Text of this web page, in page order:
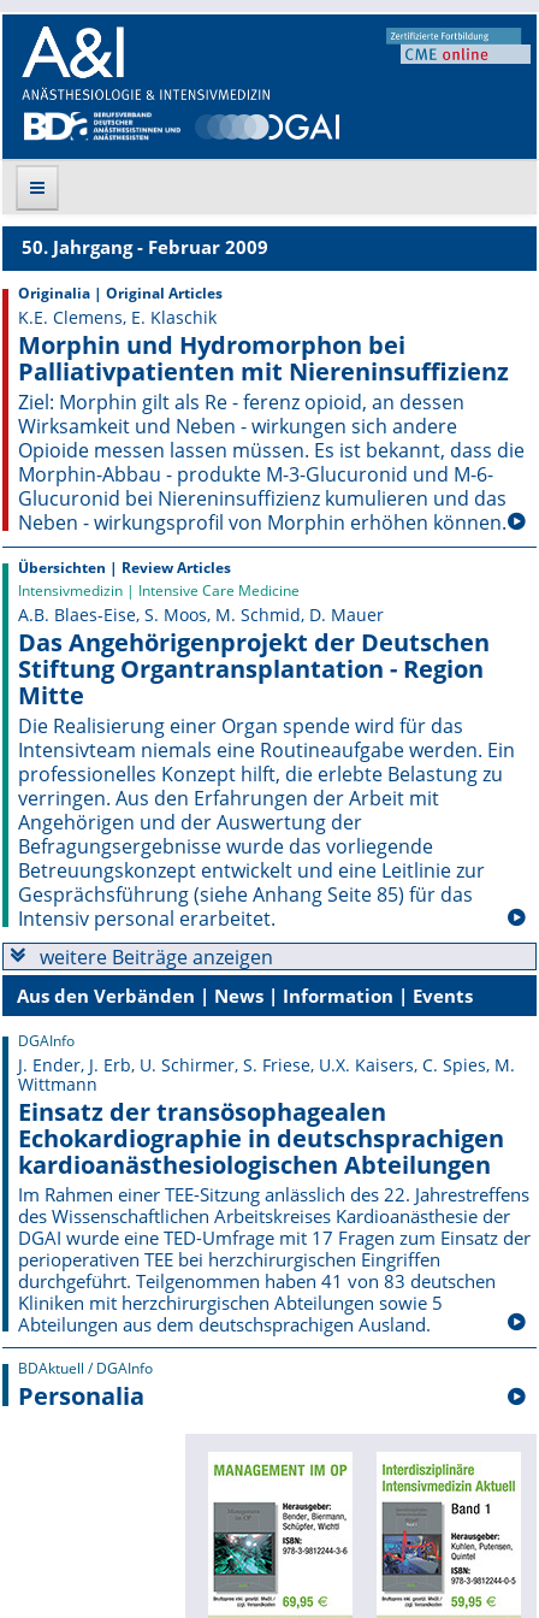
Suche
Aktuelle Ausgabe
Leitlinien
Archiv
Supplements
Supplements OrphanAnesthesia
Online First
A&I English
Mediadaten
Autoren-Service
Bestell-Service
Stellenmarkt
Kongresskalender
50. Jahrgang - Februar 2009
Originalia | Original Articles
K.E. Clemens, E. Klaschik
Morphin und Hydromorphon bei
Palliativpatienten mit Niereninsuffizienz
Ziel: Morphin gilt als Re - ferenz opioid, an dessen
Wirksamkeit und Neben - wirkungen sich andere
Opioide messen lassen müssen. Es ist bekannt, dass die
Morphin-Abbau - produkte M-3-Glucuronid und M-6-
Glucuronid bei Niereninsuffizienz kumulieren und das
Neben - wirkungsprofil von Morphin erhöhen können.
Übersichten | Review Articles
Intensivmedizin | Intensive Care Medicine
A.B. Blaes-Eise, S. Moos, M. Schmid, D. Mauer
Das Angehörigenprojekt der Deutschen
Stiftung Organtransplantation - Region
Mitte
Die Realisierung einer Organ spende wird für das
Intensivteam niemals eine Routineaufgabe werden. Ein
professionelles Konzept hilft, die erlebte Belastung zu
verringen. Aus den Erfahrungen der Arbeit mit
Angehörigen und der Auswertung der
Befragungsergebnisse wurde das vorliegende
Betreuungskonzept entwickelt und eine Leitlinie zur
Gesprächsführung (siehe Anhang Seite 85) für das
Intensiv personal erarbeitet.
weitere Beiträge anzeigen
Aus den Verbänden | News | Information | Events
DGAInfo
J. Ender, J. Erb, U. Schirmer, S. Friese, U.X. Kaisers, C. Spies, M.
Wittmann
Einsatz der transösophagealen
Echokardiographie in deutschsprachigen
kardioanästhesiologischen Abteilungen
Im Rahmen einer TEE-Sitzung anlässlich des 22. Jahrestreffens
des Wissen­schaftlichen Arbeitskreises Kardioanästhesie der
DGAI wurde eine TED-Umfrage mit 17 Fragen zum Einsatz der
perioperativen TEE bei herzchirurgischen Eingriffen
durchgeführt. Teilgenommen haben 41 von 83 deutschen
Kliniken mit herzchirurgischen Abteilungen sowie 5
Abteilungen aus dem deutschsprachigen Ausland.
BDAktuell / DGAInfo
Personalia